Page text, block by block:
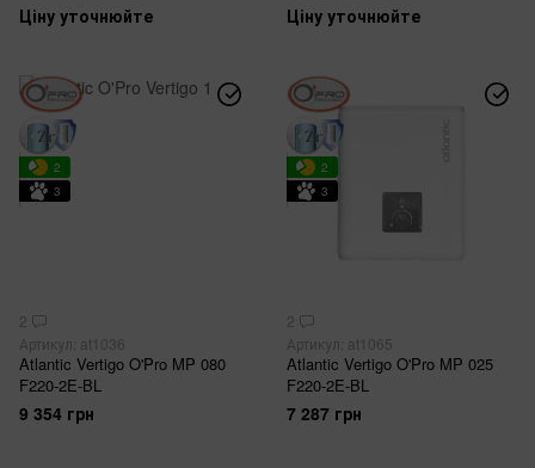
Ціну уточнюйте Ціну уточнюйте
2
3
2
Артикул: at1036
Atlantic Vertigo O'Pro MP 080
F220-2E-BL
9 354 грн
2
3
2
Артикул: at1065
Atlantic Vertigo O'Pro MP 025
F220-2E-BL
7 287 грн